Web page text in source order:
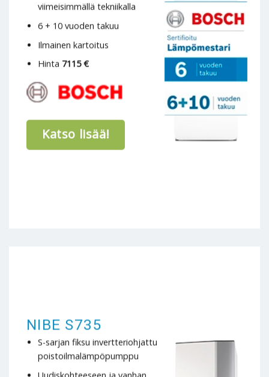
viimeisimmällä tekniikalla
6 + 10 vuoden takuu
Ilmainen kartoitus
Hinta 7115 €
Katso lisää!
NIBE S735
S-sarjan fiksu invertteriohjattu
poistoilmalämpöpumppu